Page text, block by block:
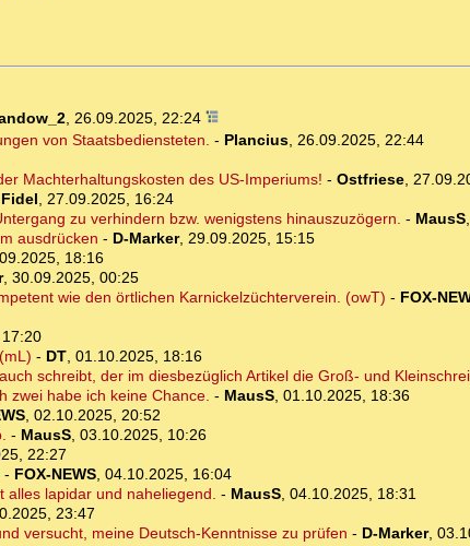
, 26.09.2025, 22:24
von Staatsbediensteten. - Plancius, 26.09.2025, 22:44
Machterhaltungskosten des US-Imperiums! - Ostfriese,
Fidel, 27.09.2025, 16:24
zu verhindern bzw. wenigstens hinauszuzögern. - MausS,
ausdrücken - D-Marker, 29.09.2025, 15:15
18:16
, 30.09.2025, 00:25
wie den örtlichen Karnickelzüchterverein. (owT) - FOX-
- DT, 01.10.2025, 18:16
schreibt, der im diesbezüglich Artikel die Groß- und
zwei habe ich keine Chance. - MausS, 01.10.2025, 18:36
, 02.10.2025, 20:52
- MausS, 03.10.2025, 10:26
22:27
- FOX-NEWS, 04.10.2025, 16:04
alles lapidar und naheliegend. - MausS, 04.10.2025, 18:31
23:47
versucht, meine Deutsch-Kenntnisse zu prüfen - D-Marker,